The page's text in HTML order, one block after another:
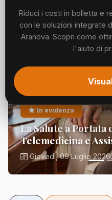
Riduci i costi in bolletta e
con le soluzioni integrate
Aranova. Scopri come
l'aiuto di
In evidenza
La Salute a Portata
Telemedicina e
Giovedì, 09 Luglio 2026